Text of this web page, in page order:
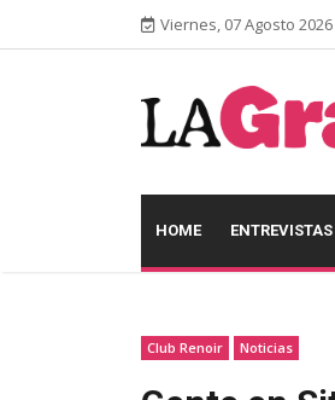
Viernes, 07 Agosto 2026
HOME ENTREVISTAS
Club Renoir Noticias